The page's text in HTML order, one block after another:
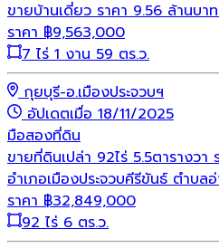
ขายบ้านเดี่ยว ราคา 9.56 ล้านบา
ราคา ฿9,563,000
7 ไร่ 1 งาน 59 ตร.ว.
กุยบุรี-อ.เมืองประจวบฯ
อัปเดตเมื่อ 18/11/2025
มือสองที่ดิน
ขายที่ดินเปล่า 92ไร่ 5.5ตารางวา
อำเภอเมืองประจวบคีรีขันธ์ ตำบล
ราคา ฿32,849,000
92 ไร่ 6 ตร.ว.